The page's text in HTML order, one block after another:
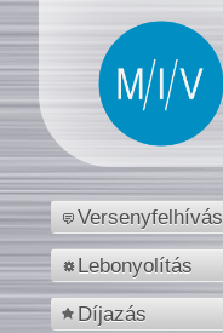
Versenyfelhívás
Lebonyolítás
Díjazás